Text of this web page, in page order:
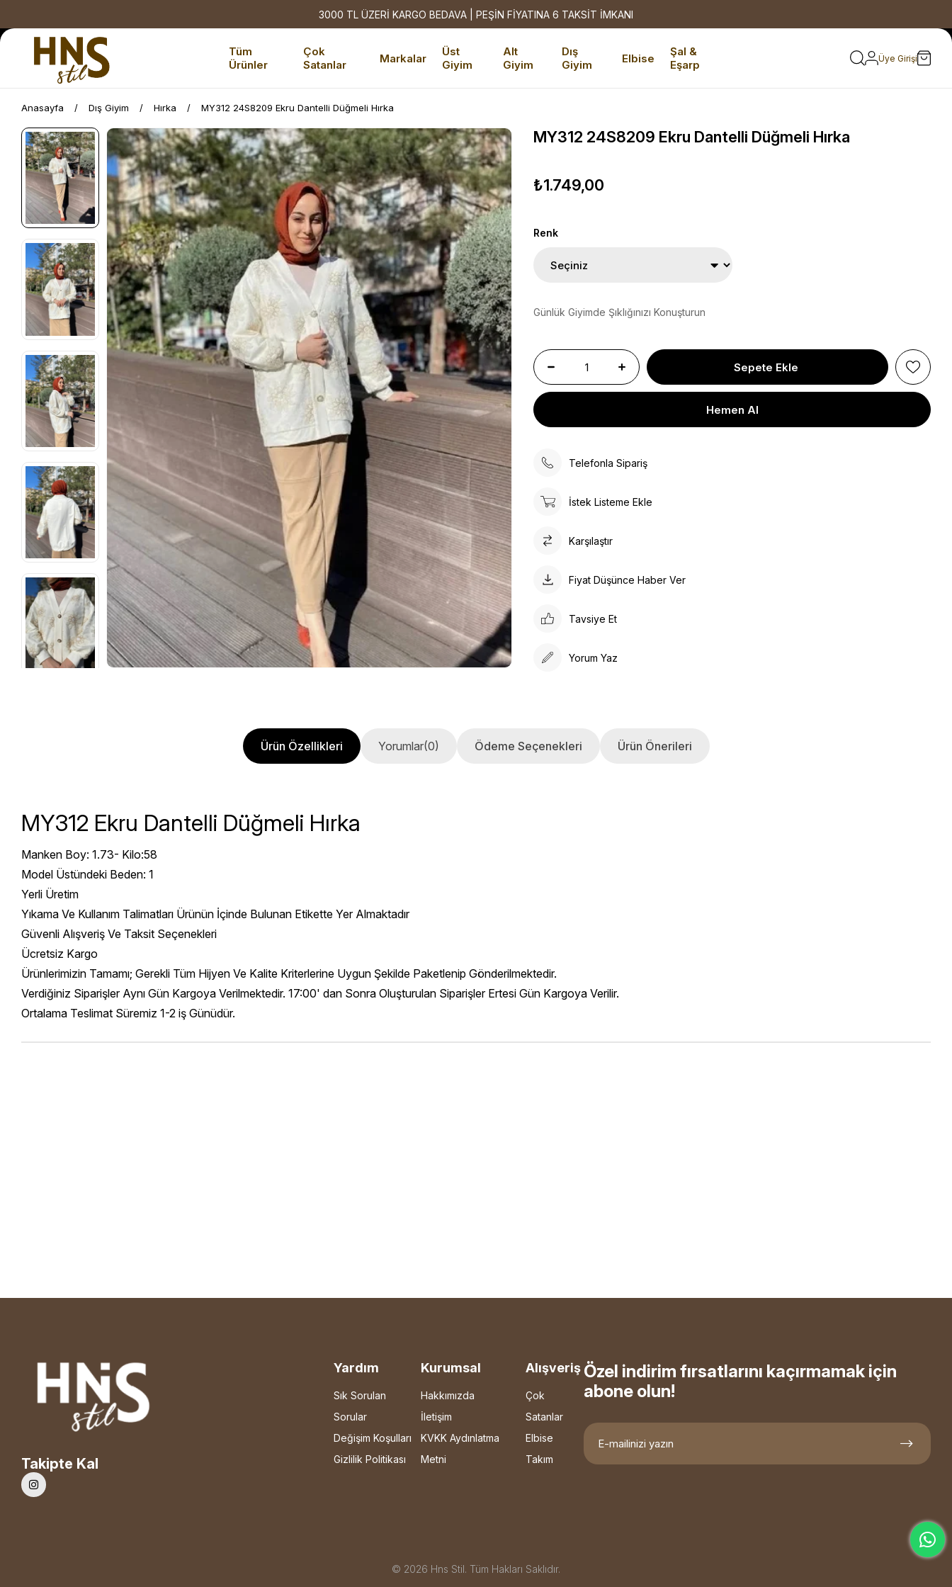
3000 TL ÜZERİ KARGO BEDAVA | PEŞİN FİYATINA 6 TAKSİT İMKANI
Tüm
Ürünler
Çok
Satanlar
Markalar
Üst
Giyim
Alt
Giyim
Dış
Giyim
Elbise
Şal &
Eşarp
Üye Girişi
Anasayfa Dış Giyim Hırka MY312 24S8209 Ekru Dantelli Düğmeli Hırka
MY312 24S8209 Ekru Dantelli Düğmeli Hırka
₺1.749,00
Renk
Günlük Giyimde Şıklığınızı Konuşturun
Telefonla Sipariş
İstek Listeme Ekle
Karşılaştır
Fiyat Düşünce Haber Ver
Tavsiye Et
Yorum Yaz
Ürün Özellikleri Yorumlar(0) Ödeme Seçenekleri Ürün Önerileri
MY312 Ekru Dantelli Düğmeli Hırka
Manken Boy: 1.73- Kilo:58
Model Üstündeki Beden: 1
Yerli Üretim
Yıkama Ve Kullanım Talimatları Ürünün İçinde Bulunan Etikette Yer Almaktadır
Güvenli Alışveriş Ve Taksit Seçenekleri
Ücretsiz Kargo
Ürünlerimizin Tamamı; Gerekli Tüm Hijyen Ve Kalite Kriterlerine Uygun Şekilde Paketlenip Gönderilmektedir.
Verdiğiniz Siparişler Aynı Gün Kargoya Verilmektedir. 17:00' dan Sonra Oluşturulan Siparişler Ertesi Gün Kargoya Verilir.
Ortalama Teslimat Süremiz 1-2 iş Günüdür.
Takipte Kal
Yardım
Sık Sorulan
Sorular
Değişim Koşulları
Gizlilik Politikası
Kurumsal
Hakkımızda
İletişim
KVKK Aydınlatma
Metni
Alışveriş
Çok
Satanlar
Elbise
Takım
Özel indirim fırsatlarını kaçırmamak için
abone olun!
© 2026 Hns Stil. Tüm Hakları Saklıdır.